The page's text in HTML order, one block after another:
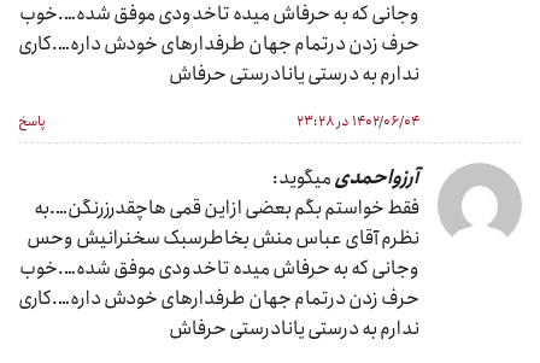
وجانی که به حرفاش میده تاخدودی موفق شده….خوب
حرف زدن درتمام جهان طرفدارهای خودش داره….کاری
ندارم به درستی یانادرستی حرفاش
۱۴۰۲/۰۶/۰۴ در ۲۳:۲۸ پاسخ
آرزواحمدیمیگوید:
فقط خواستم بگم بعضی ازاین قمی هاچقدرزرنگن….به
نظرم آقای عباس منش بخاطرسبک سخنرانیش وحس
وجانی که به حرفاش میده تاخدودی موفق شده….خوب
حرف زدن درتمام جهان طرفدارهای خودش داره….کاری
ندارم به درستی یانادرستی حرفاش